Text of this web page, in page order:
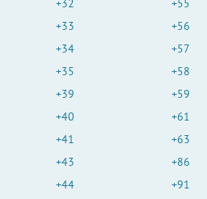
+32
+33
+34
+35
+39
+40
+41
+43
+44
+55
+56
+57
+58
+59
+61
+63
+86
+91